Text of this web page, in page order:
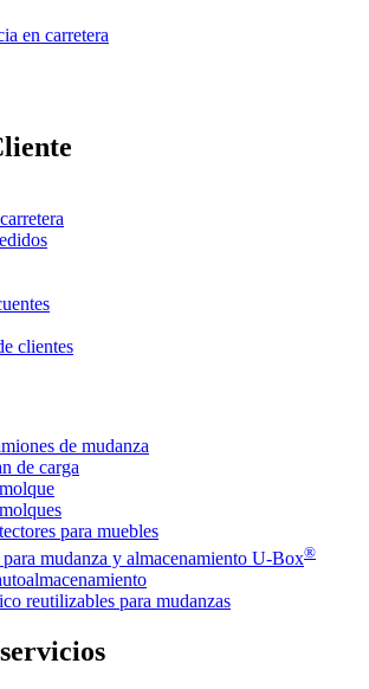
en carretera
clientes
de mudanza
de carga
para muebles
mudanza y almacenamiento U-Box®
reutilizables para mudanzas